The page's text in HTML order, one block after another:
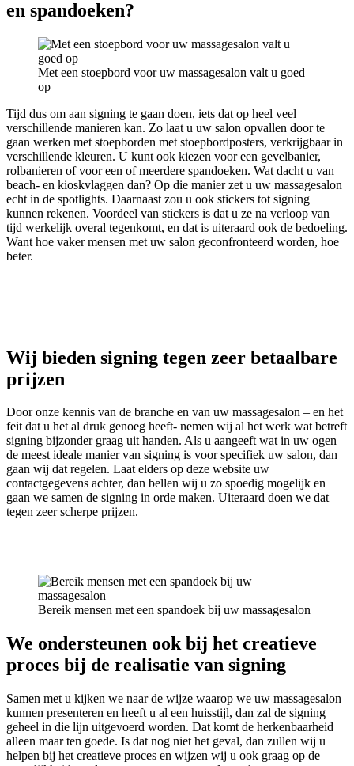
en spandoeken?
Met een stoepbord voor uw massagesalon valt u goed
op
Tijd dus om aan signing te gaan doen, iets dat op heel veel
verschillende manieren kan. Zo laat u uw salon opvallen door te
gaan werken met stoepborden met stoepbordposters, verkrijgbaar in
verschillende kleuren. U kunt ook kiezen voor een gevelbanier,
rolbanieren of voor een of meerdere spandoeken. Wat dacht u van
beach- en kioskvlaggen dan? Op die manier zet u uw massagesalon
echt in de spotlights. Daarnaast zou u ook stickers tot signing
kunnen rekenen. Voordeel van stickers is dat u ze na verloop van
tijd werkelijk overal tegenkomt, en dat is uiteraard ook de bedoeling.
Want hoe vaker mensen met uw salon geconfronteerd worden, hoe
beter.
Wij bieden signing tegen zeer betaalbare
prijzen
Door onze kennis van de branche en van uw massagesalon – en het
feit dat u het al druk genoeg heeft- nemen wij al het werk wat betreft
signing bijzonder graag uit handen. Als u aangeeft wat in uw ogen
de meest ideale manier van signing is voor specifiek uw salon, dan
gaan wij dat regelen. Laat elders op deze website uw
contactgegevens achter, dan bellen wij u zo spoedig mogelijk en
gaan we samen de signing in orde maken. Uiteraard doen we dat
tegen zeer scherpe prijzen.
Bereik mensen met een spandoek bij uw massagesalon
We ondersteunen ook bij het creatieve
proces bij de realisatie van signing
Samen met u kijken we naar de wijze waarop we uw massagesalon
kunnen presenteren en heeft u al een huisstijl, dan zal de signing
geheel in die lijn uitgevoerd worden. Dat komt de herkenbaarheid
alleen maar ten goede. Is dat nog niet het geval, dan zullen wij u
helpen bij het creatieve proces en wijzen wij u ook graag op de